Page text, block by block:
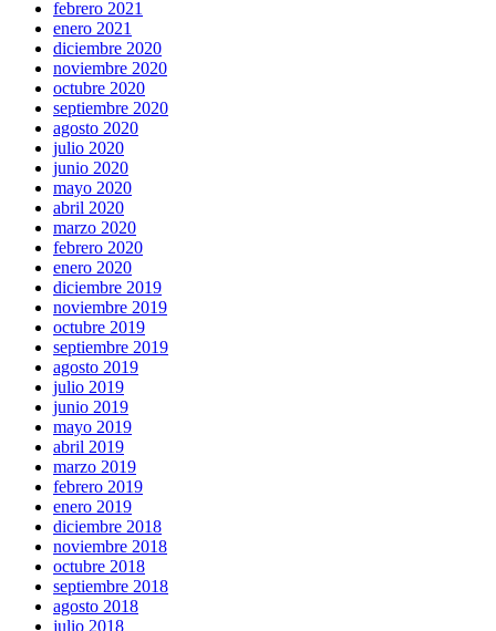
febrero 2021
enero 2021
diciembre 2020
noviembre 2020
octubre 2020
septiembre 2020
agosto 2020
julio 2020
junio 2020
mayo 2020
abril 2020
marzo 2020
febrero 2020
enero 2020
diciembre 2019
noviembre 2019
octubre 2019
septiembre 2019
agosto 2019
julio 2019
junio 2019
mayo 2019
abril 2019
marzo 2019
febrero 2019
enero 2019
diciembre 2018
noviembre 2018
octubre 2018
septiembre 2018
agosto 2018
julio 2018